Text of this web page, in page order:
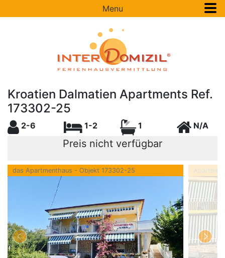
Menu
Kroatien Dalmatien Apartments Ref.
173302-25
2-6 1-2 1 N/A
Preis nicht verfügbar
das Apartmenthaus - Objekt 173302-25